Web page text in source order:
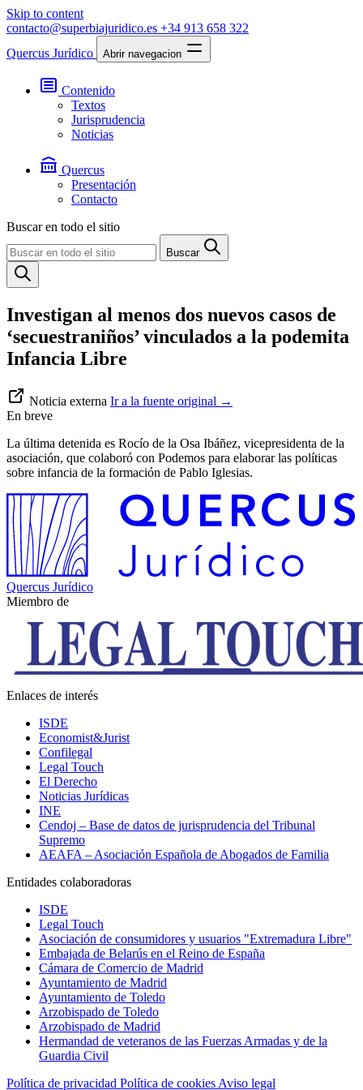
Skip to content
contacto@superbiajuridico.es +34 913 658 322
Quercus Jurídico
Abrir navegacion
Contenido
Textos
Jurisprudencia
Noticias
Quercus
Presentación
Contacto
Buscar en todo el sitio
Buscar
Investigan al menos dos nuevos casos de
‘secuestraniños’ vinculados a la podemita
Infancia Libre
Noticia externa Ir a la fuente original →
En breve
La última detenida es Rocío de la Osa Ibáñez, vicepresidenta de la
asociación, que colaboró con Podemos para elaborar las políticas
sobre infancia de la formación de Pablo Iglesias.
Quercus Jurídico
Miembro de
Enlaces de interés
ISDE
Economist&Jurist
Confilegal
Legal Touch
El Derecho
Noticias Jurídicas
INE
Cendoj – Base de datos de jurisprudencia del Tribunal
Supremo
AEAFA – Asociación Española de Abogados de Familia
Entidades colaboradoras
ISDE
Legal Touch
Asociación de consumidores y usuarios "Extremadura Libre"
Embajada de Belarús en el Reino de España
Cámara de Comercio de Madrid
Ayuntamiento de Madrid
Ayuntamiento de Toledo
Arzobispado de Toledo
Arzobispado de Madrid
Hermandad de veteranos de las Fuerzas Armadas y de la
Guardia Civil
Política de privacidad Política de cookies Aviso legal